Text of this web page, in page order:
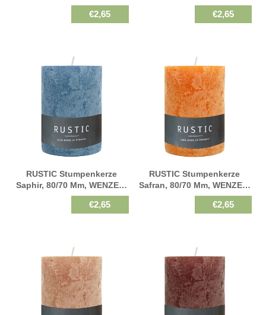
WENZEL, Brenndauer 34h,
Selbstverlöschend
€2,65
Brenndauer 34h,
Selbstverlöschend
€2,65
RUSTIC Stumpenkerze
Saphir, 80/70 Mm, WENZEL,
Brenndauer 34h,
Selbstverlöschend
€2,65
RUSTIC Stumpenkerze
Safran, 80/70 Mm, WENZEL,
Brenndauer 34h,
Selbstverlöschend
€2,65